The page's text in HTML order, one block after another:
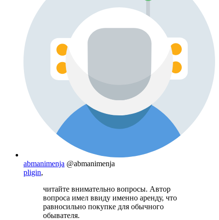
abmanimenja @abmanimenja
pligin,
читайте внимательно вопросы. Автор
вопроса имел ввиду именно аренду, что
равносильно покупке для обычного
обывателя.